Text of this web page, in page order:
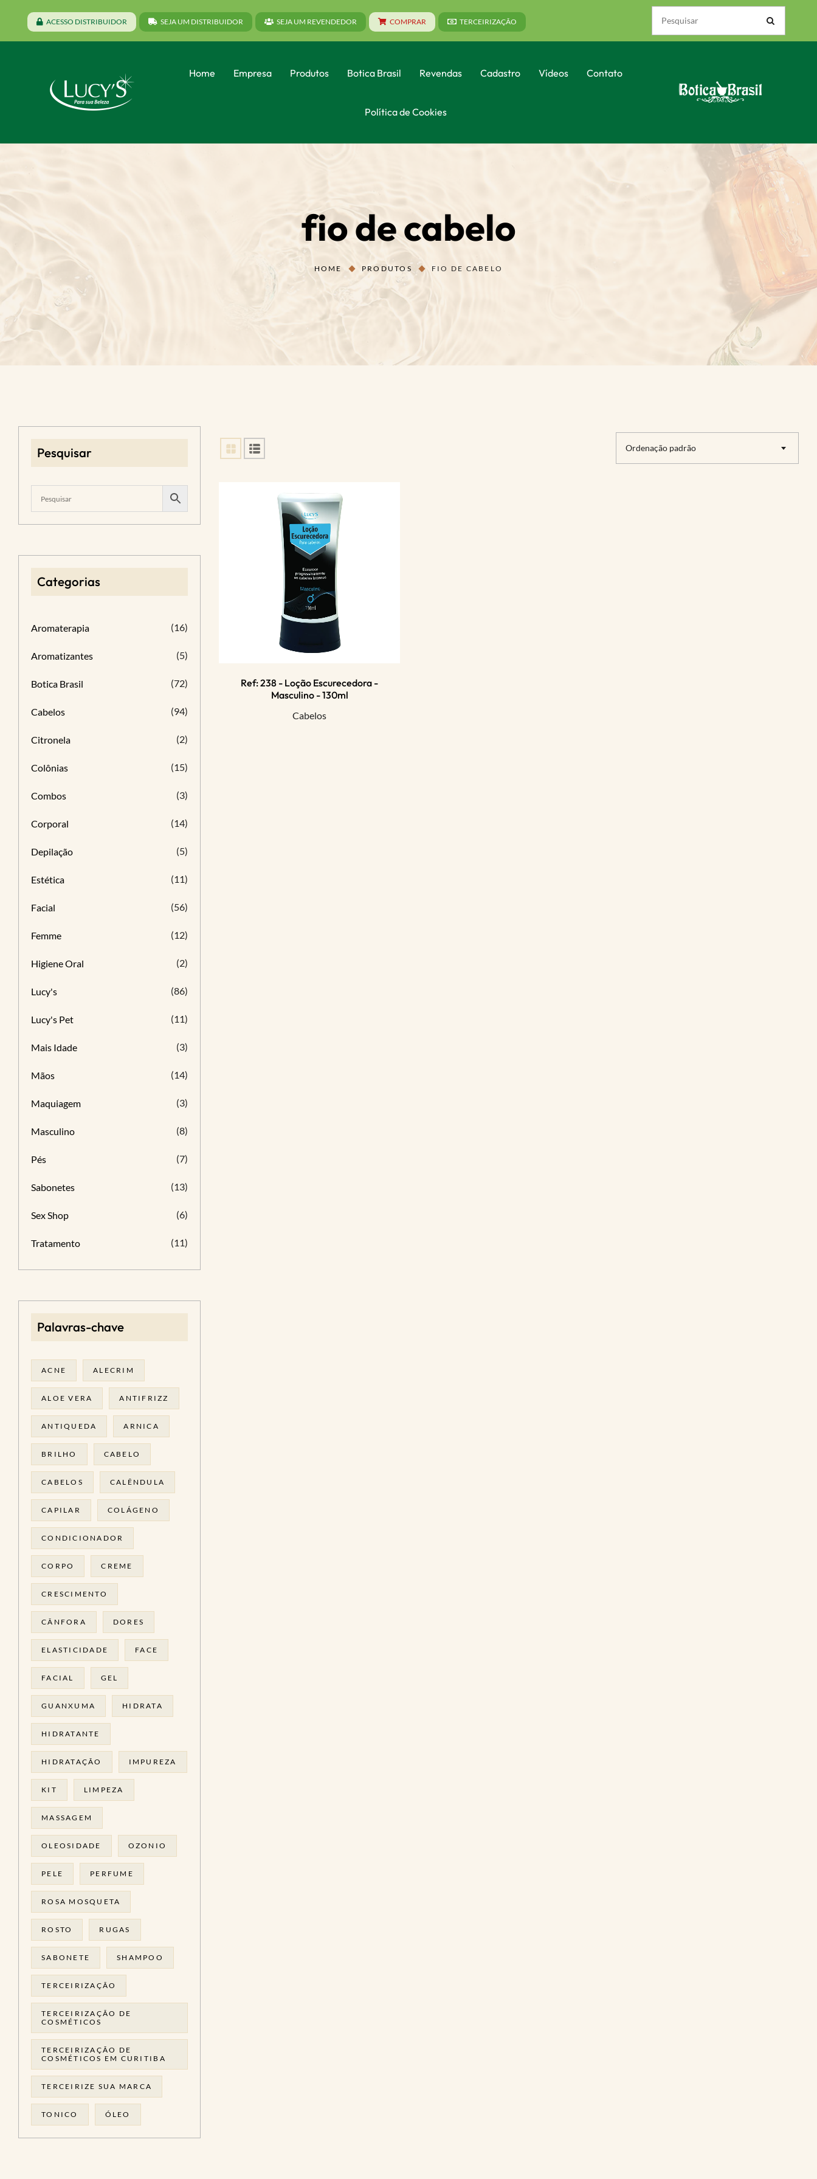
ACESSO DISTRIBUIDOR SEJA UM DISTRIBUIDOR SEJA UM REVENDEDOR COMPRAR TERCEIRIZAÇÃO
Home Empresa Produtos Botica Brasil Revendas Cadastro Vídeos Contato
Política de Cookies
fio de cabelo
HOME PRODUTOS FIO DE CABELO
Ordenação padrão
Ref: 238 - Loção Escurecedora -
Masculino - 130ml
Cabelos
Pesquisar
Categorias
Aromaterapia (16)
Aromatizantes (5)
Botica Brasil (72)
Cabelos (94)
Citronela (2)
Colônias (15)
Combos (3)
Corporal (14)
Depilação (5)
Estética (11)
Facial (56)
Femme (12)
Higiene Oral (2)
Lucy's (86)
Lucy's Pet (11)
Mais Idade (3)
Mãos (14)
Maquiagem (3)
Masculino (8)
Pés (7)
Sabonetes (13)
Sex Shop (6)
Tratamento (11)
Palavras-chave
ACNE ALECRIM
ALOE VERA ANTIFRIZZ
ANTIQUEDA ARNICA
BRILHO CABELO
CABELOS CALÊNDULA
CAPILAR COLÁGENO
CONDICIONADOR
CORPO CREME
CRESCIMENTO
CÂNFORA DORES
ELASTICIDADE FACE
FACIAL GEL
GUANXUMA HIDRATA
HIDRATANTE
HIDRATAÇÃO IMPUREZA
KIT LIMPEZA
MASSAGEM
OLEOSIDADE OZONIO
PELE PERFUME
ROSA MOSQUETA
ROSTO RUGAS
SABONETE SHAMPOO
TERCEIRIZAÇÃO
TERCEIRIZAÇÃO DE
COSMÉTICOS
TERCEIRIZAÇÃO DE
COSMÉTICOS EM CURITIBA
TERCEIRIZE SUA MARCA
TONICO ÓLEO